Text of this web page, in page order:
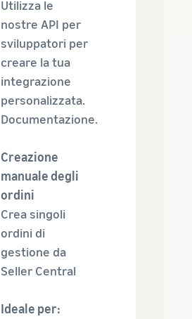
Utilizza le
nostre API per
sviluppatori per
creare la tua
integrazione
personalizzata.
Documentazione.
Creazione
manuale degli
ordini
Crea singoli
ordini di
gestione da
Seller Central
Ideale per: